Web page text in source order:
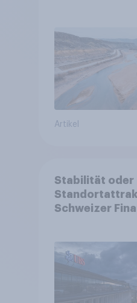
Artikel
Stabilität oder
Schweizer
von